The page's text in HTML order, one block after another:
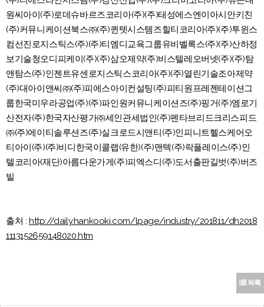
원씨아이(주)로데슈바르즈코리아(주)(주)태성에스엔이아시안키친
(주)커뮤니케이션북스㈜(주)퀸텟시스템즈힐티코리아(주)(주)투윈스
컴선진로지스틱스(주)(주)티엠디교육그룹유비벨록스(주)(주)산하정
보기술청오디피케이(주)(주)삼오제약(주)비스텔레오버넷(주)(주)탐
앤탐스(주)인젠트유센로지스틱스코리아(주)(주)열린기술조아제약
(주)대아이앤씨㈜(주)피에스아이컨설팅(주)피티원프레젠테이션그
룹한국미우라공업(주)(주)파인원커뮤니케이션즈(주)핑거(주)엠로기
산전자(주)한국자산평가㈜세인관세법인(주)펜타브리드크리스피드
㈜(주)에이티솔루션즈(주)실크로드시앤티(주)인피니트헬스케어오
티아이(주)(주)비디한국이콜랩(유한)(주)맨텍(주)락플레이스(주)인
텔코리아(재단)아름다운가게(주)피엑스디(주)도서출판길벗(주)버즈
빌
출처 : http://daily.hankooki.com/lpage/industry/201811/dh2018
1113152659148020.htm
목록